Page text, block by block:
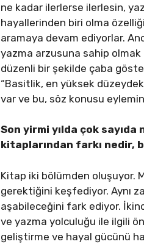
ne kadar ilerlerse ilerlesin,
hayallerinden biri olma
aramaya devam ediyorlar.
yazma arzusuna sahip olmak
düzenli bir şekilde çaba
“Basitlik, en yüksek düzeydeki
var ve bu, söz konusu
Son yirmi yılda çok sayıda
kitaplarından farkı nedir,
Kitap iki bölümden oluşuyor.
gerektiğini keşfediyor. Aynı
aşabileceğini fark ediyor.
ve yazma yolculuğu ile ilgili
geliştirme ve hayal gücünü